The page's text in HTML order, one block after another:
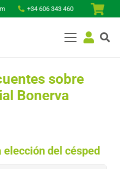
+34 606 343 460
sobre
Bonerva
del césped